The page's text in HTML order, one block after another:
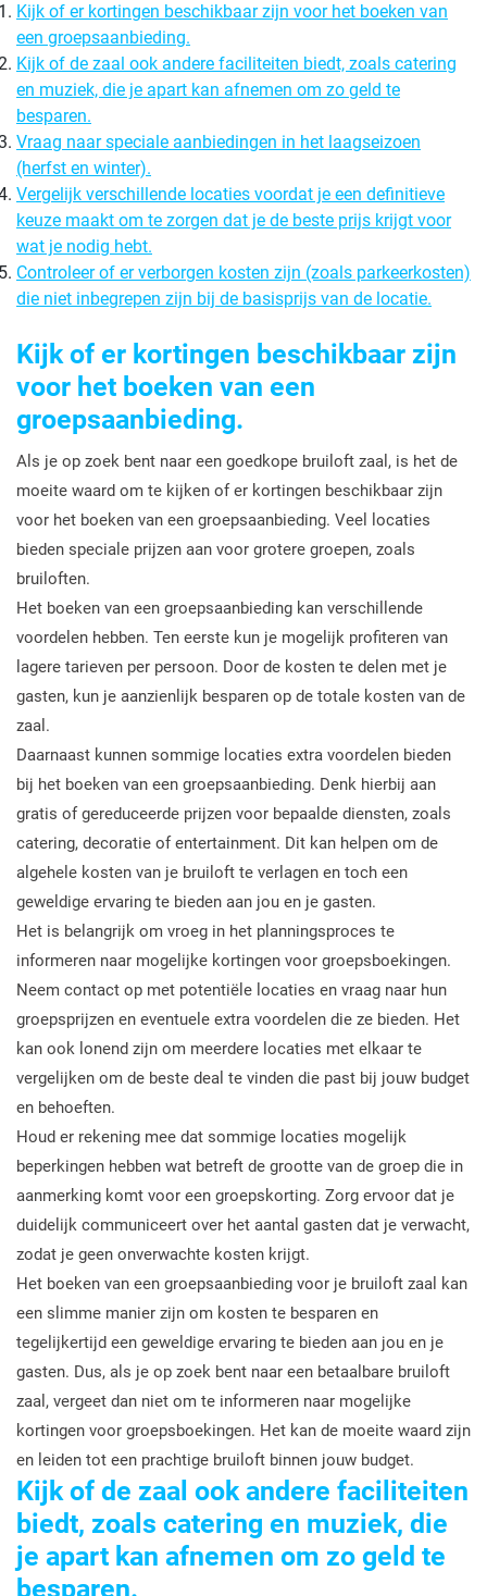
Kijk of er kortingen beschikbaar zijn voor het boeken van
een groepsaanbieding.
Kijk of de zaal ook andere faciliteiten biedt, zoals catering
en muziek, die je apart kan afnemen om zo geld te
besparen.
Vraag naar speciale aanbiedingen in het laagseizoen
(herfst en winter).
Vergelijk verschillende locaties voordat je een definitieve
keuze maakt om te zorgen dat je de beste prijs krijgt voor
wat je nodig hebt.
Controleer of er verborgen kosten zijn (zoals parkeerkosten)
die niet inbegrepen zijn bij de basisprijs van de locatie.
Kijk of er kortingen beschikbaar zijn
voor het boeken van een
groepsaanbieding.
Als je op zoek bent naar een goedkope bruiloft zaal, is het de
moeite waard om te kijken of er kortingen beschikbaar zijn
voor het boeken van een groepsaanbieding. Veel locaties
bieden speciale prijzen aan voor grotere groepen, zoals
bruiloften.
Het boeken van een groepsaanbieding kan verschillende
voordelen hebben. Ten eerste kun je mogelijk profiteren van
lagere tarieven per persoon. Door de kosten te delen met je
gasten, kun je aanzienlijk besparen op de totale kosten van de
zaal.
Daarnaast kunnen sommige locaties extra voordelen bieden
bij het boeken van een groepsaanbieding. Denk hierbij aan
gratis of gereduceerde prijzen voor bepaalde diensten, zoals
catering, decoratie of entertainment. Dit kan helpen om de
algehele kosten van je bruiloft te verlagen en toch een
geweldige ervaring te bieden aan jou en je gasten.
Het is belangrijk om vroeg in het planningsproces te
informeren naar mogelijke kortingen voor groepsboekingen.
Neem contact op met potentiële locaties en vraag naar hun
groepsprijzen en eventuele extra voordelen die ze bieden. Het
kan ook lonend zijn om meerdere locaties met elkaar te
vergelijken om de beste deal te vinden die past bij jouw budget
en behoeften.
Houd er rekening mee dat sommige locaties mogelijk
beperkingen hebben wat betreft de grootte van de groep die in
aanmerking komt voor een groepskorting. Zorg ervoor dat je
duidelijk communiceert over het aantal gasten dat je verwacht,
zodat je geen onverwachte kosten krijgt.
Het boeken van een groepsaanbieding voor je bruiloft zaal kan
een slimme manier zijn om kosten te besparen en
tegelijkertijd een geweldige ervaring te bieden aan jou en je
gasten. Dus, als je op zoek bent naar een betaalbare bruiloft
zaal, vergeet dan niet om te informeren naar mogelijke
kortingen voor groepsboekingen. Het kan de moeite waard zijn
en leiden tot een prachtige bruiloft binnen jouw budget.
Kijk of de zaal ook andere faciliteiten
biedt, zoals catering en muziek, die
je apart kan afnemen om zo geld te
besparen.